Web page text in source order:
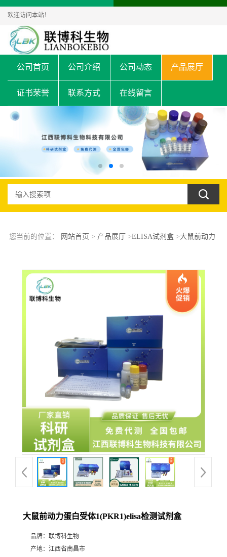
欢迎访问本站！
公司首页 公司介绍 公司动态 产品展厅
证书荣誉 联系方式 在线留言
您当前的位置： 网站首页 > 产品展厅 >ELISA试剂盒>大鼠前动力
大鼠前动力蛋白受体1(PKR1)elisa检测试剂盒
品牌： 联博科生物
产地： 江西省南昌市